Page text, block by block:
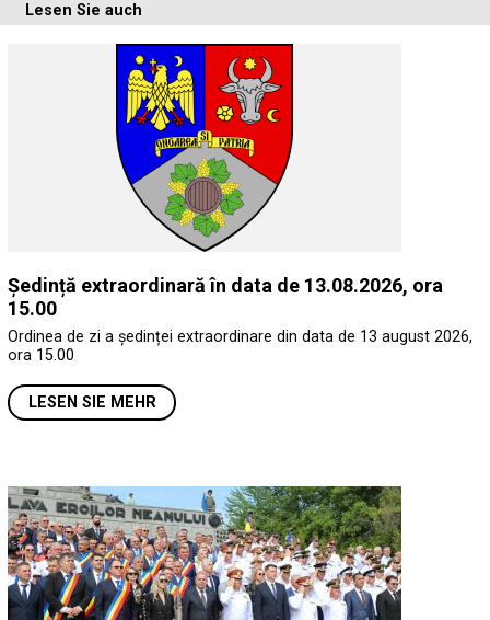
Lesen Sie auch
Ședință extraordinară în data de 13.08.2026, ora
15.00
Ordinea de zi a ședinței extraordinare din data de 13 august 2026,
ora 15.00
LESEN SIE MEHR